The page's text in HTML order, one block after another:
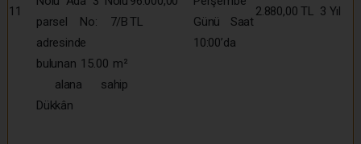
11
parsel No: 7/B
adresinde
bulunan 15.00 m²
alana sahip
Dükkân
TL
Günü Saat
10:00’da
2.880,00 TL 3 Yıl